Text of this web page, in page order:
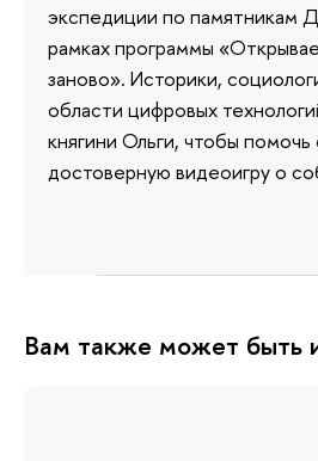
экспедиции по памятникам
рамках программы
заново». Историки,
области цифровых
княгини Ольги, чтобы помочь
достоверную видеоигру о
Вам также может быть